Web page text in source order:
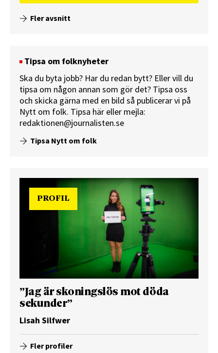
Fler avsnitt
Tipsa om folknyheter
Ska du byta jobb? Har du redan bytt? Eller vill du
tipsa om någon annan som gör det? Tipsa oss
och skicka gärna med en bild så publicerar vi på
Nytt om folk. Tipsa här eller mejla:
redaktionen@journalisten.se
Tipsa Nytt om folk
PROFIL
”Jag är skoningslös mot döda
sekunder”
Lisah Silfwer
Fler profiler